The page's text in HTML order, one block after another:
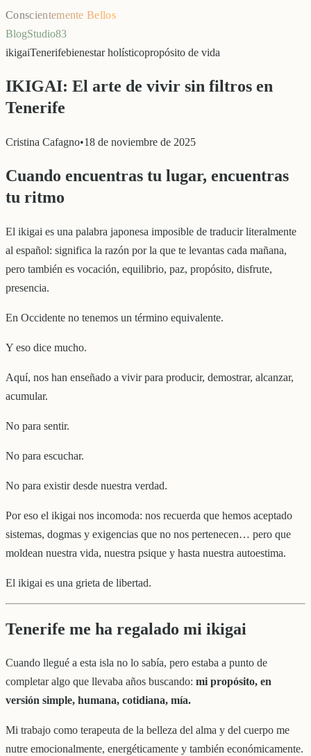
Conscientemente Bellos
BlogStudio83
ikigaiTenerifebienestar holísticopropósito de vida
IKIGAI: El arte de vivir sin filtros en
Tenerife
Cristina Cafagno•18 de noviembre de 2025
Cuando encuentras tu lugar, encuentras
tu ritmo
El ikigai es una palabra japonesa imposible de traducir literalmente
al español: significa la razón por la que te levantas cada mañana,
pero también es vocación, equilibrio, paz, propósito, disfrute,
presencia.
En Occidente no tenemos un término equivalente.
Y eso dice mucho.
Aquí, nos han enseñado a vivir para producir, demostrar, alcanzar,
acumular.
No para sentir.
No para escuchar.
No para existir desde nuestra verdad.
Por eso el ikigai nos incomoda: nos recuerda que hemos aceptado
sistemas, dogmas y exigencias que no nos pertenecen… pero que
moldean nuestra vida, nuestra psique y hasta nuestra autoestima.
El ikigai es una grieta de libertad.
Tenerife me ha regalado mi ikigai
Cuando llegué a esta isla no lo sabía, pero estaba a punto de
completar algo que llevaba años buscando: mi propósito, en
versión simple, humana, cotidiana, mía.
Mi trabajo como terapeuta de la belleza del alma y del cuerpo me
nutre emocionalmente, energéticamente y también económicamente.